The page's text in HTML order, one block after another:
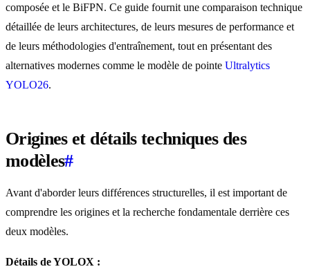
composée et le BiFPN. Ce guide fournit une comparaison technique
détaillée de leurs architectures, de leurs mesures de performance et
de leurs méthodologies d'entraînement, tout en présentant des
alternatives modernes comme le modèle de pointe Ultralytics
YOLO26.
Origines et détails techniques des
modèles#
Avant d'aborder leurs différences structurelles, il est important de
comprendre les origines et la recherche fondamentale derrière ces
deux modèles.
Détails de YOLOX :